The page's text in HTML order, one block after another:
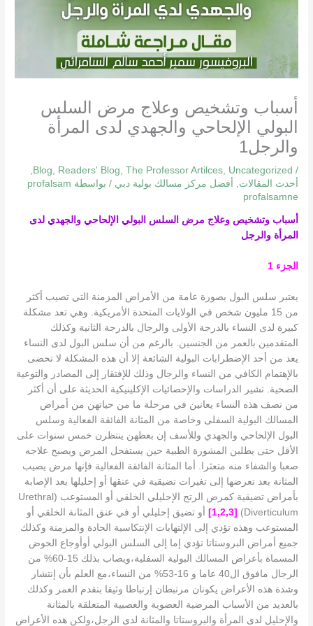
أسباب وتشخيص وعلاج مرض السلس
البولي الإلحاحي والجهدي لدى المرأة
والرجل1
/
Blog Readers' Blog The Professor Artilces, Uncategorized
أحدث المقالات
أفضل مركز مسالك بولية دبي / بواسطة profalsam
profalsamne
أسباب وتشخيص وعلاج مرض السلس البولي الإلحاحي والجهدي لدى
المرأة والرجل
الجزء 1
يعتبر سلس البول بصورة عامة من الأمراض المزمنة التي تصيب أكثر
من 15 مليون شخص في الولايات المتحدة الأمريكية. وهي تعد مشكلة
كبيرة لدى النساء بالدرجة الأولى والرجال بالدرجة الثانية وكذلك
المتقدمين بالعمر من الجنسين. بالرغم من أن سلس البول لدى النساء
يعد من أحد الإضطرابات البولية الشائعة إلا أن هذه المشكلة لا تحضى
بالإهتمام الكافي من النساء والرجال وذلك للإفتقار إلى المصادر والتوعية
الصحية. تشير الدراسات والإحصائيات الإكلينيكية الحديثة على أن أكثر
من نصف هذه النساء يعانين في مرحلة ما من حياتهن من أمراض
المسالك البولية السفلى وخاصة من المثانة الفائقة الفعالية وسلس
البول الإلحاحي والجهدي وللأسف إن بعظهن ينتظرن خمس سنوات على
الأقل حتى يطلبن المشورة الطبية حين يستفحل المرض ويصبح علاجه
صعبا والشفاء منه متعثرا. أما المثانة الفائقة الفعالية فإنها مرض يصيب
المثانة بعد تعرضها إلى تغيرات تضيقية في عنقها أو إحليلها بعد الإصابة
بأمراض تضيقية كمرض الرتج الإحليلي الخلقي أو المستوعب (Urethral
Diverticulum)
[1,2,3]
أو تضيق إحليلي أو في عنق المثانة الخلقي أو
المستوعب وهذه تؤدي إلى الإلتهابات الإنتكاسية الحادة والمزمنة وكذلك
جميع أمراض البروستاتا تؤدي إما إلى السلس البولي أوأوجاع الحوض
المسماة بأعراض المسالك البولية السفلية،ويصاب بذلك 15-60% من
الرجال مافوق ال40 عاما و 16-53% من النساء،مع العلم بأن إنتشار
وشدة هذه الأعراض يكونان مرتبطان إرتباطا وثيقا بتقدم العمر وكذلك
بالعديد من الأسباب المرضية العضوية والعصبية المتعلقة بالمثانة
والإحليل لدى المرأة والبروستاتا والمثانة لدى الرجل،ولكن هذه الأعراض